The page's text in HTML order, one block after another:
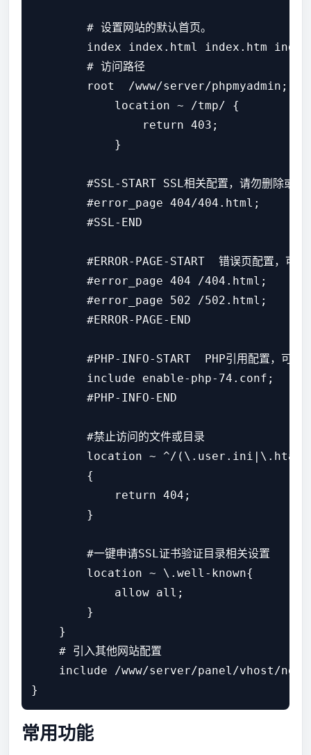
        # 设置网站的默认首页。
index index.html index.htm
        # 访问路径
        root  /www/server/phpmyadmin;
            location ~ /tmp/ {
                return 403;
            }
#SSL-START SSL相关配置，请勿删除或修
        #error_page 404/404.html;
        #SSL-END
#ERROR-PAGE-START  错误页配置，可以
        #error_page 404 /404.html;
        #error_page 502 /502.html;
        #ERROR-PAGE-END
#PHP-INFO-START  PHP引用配置，可以
        include enable-php-74.conf;
        #PHP-INFO-END
        #禁止访问的文件或目录
location ~ ^/
        {
            return 404;
        }
        #一键申请SSL证书验证目录相关设置
        location ~ \.well-known{
            allow all;
        }
    }
    # 引入其他网站配置
include /www/server/panel/vhost/
常用功能